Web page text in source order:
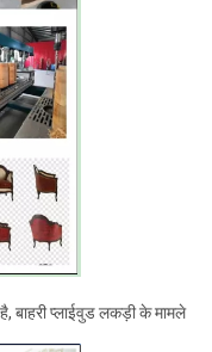
बाहरी प्लाईवुड लकड़ी के मामले